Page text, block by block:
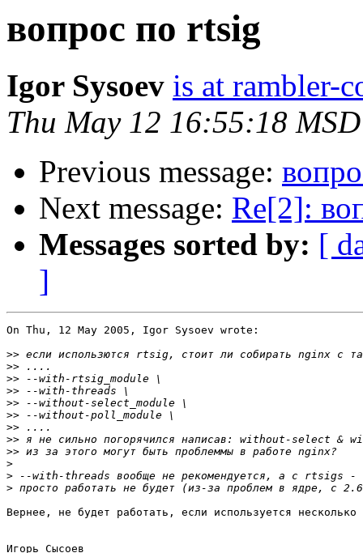
вопрос по rtsig
Igor Sysoev is at rambler-
Thu May 12 16:55:18
Previous message:
Next message: Re[2]:
Messages sorted by: [
]
On Thu, 12 May 2005, Igor Sysoev wrote:
>>
>>
>>
>>
>>
>>
>>
>>
>>
>
>
>
Вернее, не будет работать, если используется